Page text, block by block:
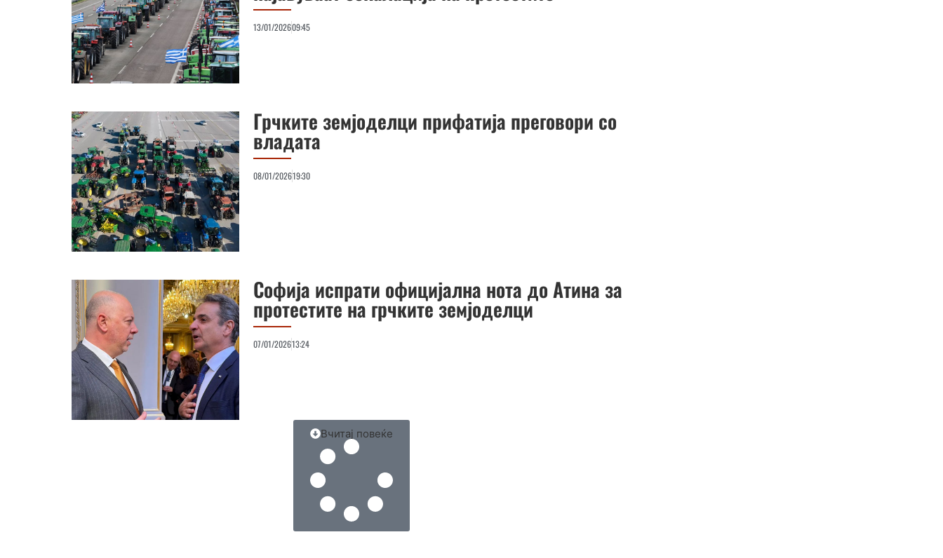
13/01/202609:45
Грчките земјоделци прифатија преговори со
владата
08/01/202619:30
Софија испрати официјална нота до Атина за
протестите на грчките земјоделци
07/01/202613:24
Вчитај повеќе